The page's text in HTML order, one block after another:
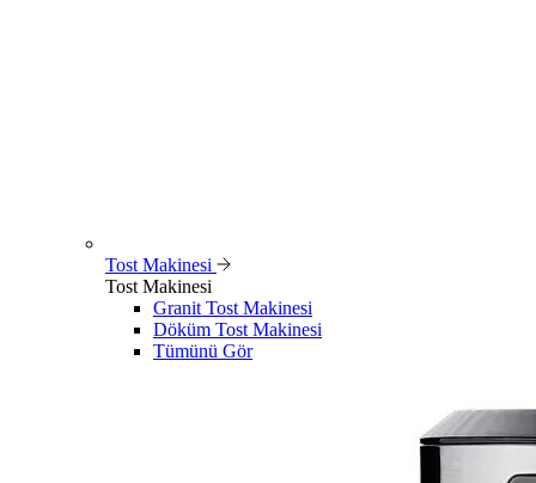
Tost Makinesi
Tost Makinesi
Granit Tost Makinesi
Döküm Tost Makinesi
Tümünü Gör